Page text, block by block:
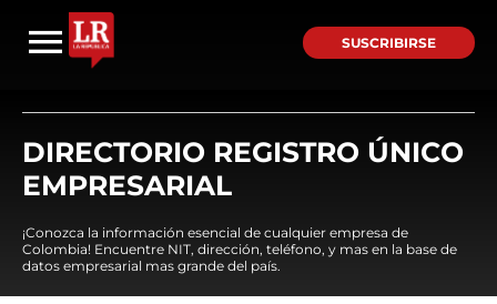
SUSCRIBIRSE
DIRECTORIO REGISTRO ÚNICO
EMPRESARIAL
¡Conozca la información esencial de cualquier empresa de
Colombia! Encuentre NIT, dirección, teléfono, y mas en la base de
datos empresarial mas grande del país.